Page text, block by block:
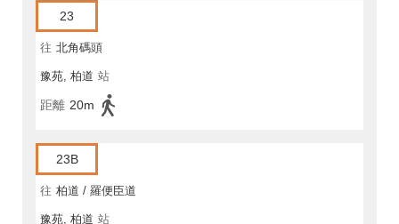
23
往 北角碼頭
豫苑, 柏道 站
距離 20m
23B
往 柏道 / 羅便臣道
豫苑, 柏道 站